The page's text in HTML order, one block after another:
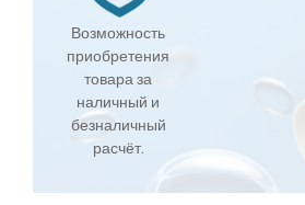
Возможность
приобретения
товара за
наличный и
безналичный
расчёт.